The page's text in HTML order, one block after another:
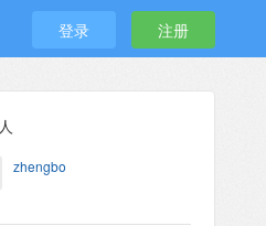
登录 注册
zhengbo